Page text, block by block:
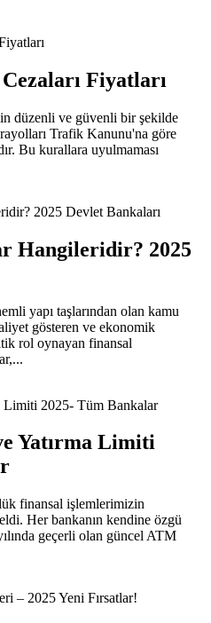
Fiyatları
düzenli ve güvenli bir şekilde
Trafik Kanunu'na göre
Bu kurallara uyulmaması
Hangileridir? 2025
yapı taşlarından olan kamu
gösteren ve ekonomik
rol oynayan finansal
Yatırma Limiti
finansal işlemlerimizin
Her bankanın kendine özgü
geçerli olan güncel ATM